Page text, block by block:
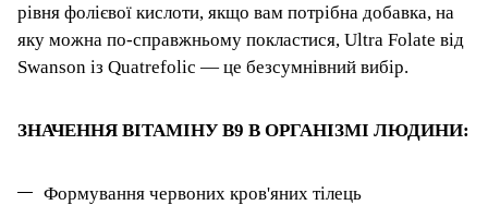
рівня фолієвої кислоти, якщо вам потрібна добавка, на
яку можна по-справжньому покластися, Ultra Folate від
Swanson із Quatrefolic — це безсумнівний вибір.
ЗНАЧЕННЯ ВІТАМІНУ В9 В ОРГАНІЗМІ ЛЮДИНИ:
Формування червоних кров'яних тілець